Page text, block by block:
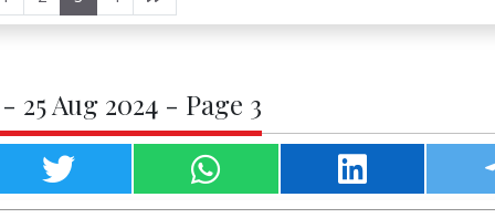
25 Aug 2024 - Page 3